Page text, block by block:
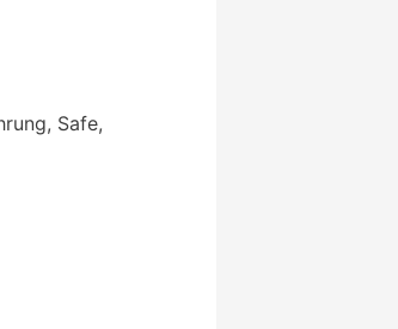
Safe,